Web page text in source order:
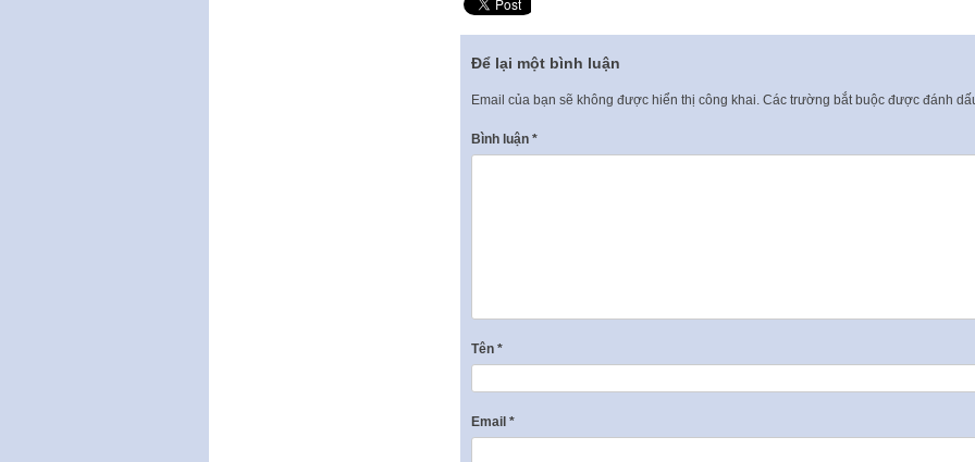
Để lại một bình luận
Email của bạn sẽ không được hiển thị công khai. Các trường bắt buộc được đánh
Bình luận *
Tên *
Email *